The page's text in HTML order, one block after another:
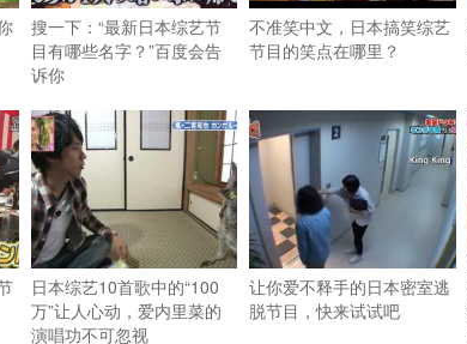
搜一下：“最新日本综艺节
目有哪些名字？”百度会告
诉你
不准笑中文，日本搞笑综艺
节目的笑点在哪里？
日本综艺10首歌中的“100
万”让人心动，爱内里菜的
演唱功不可忽视
让你爱不释手的日本密室逃
脱节目，快来试试吧